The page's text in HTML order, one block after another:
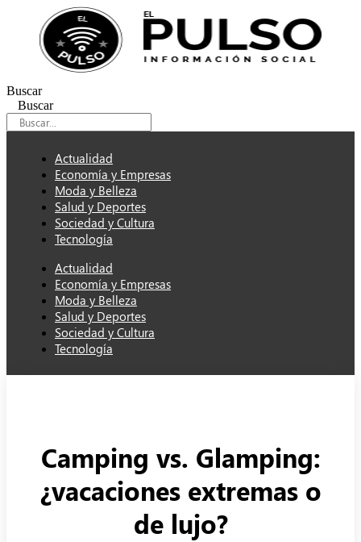
contenido
Buscar
Buscar
Actualidad
Economía y Empresas
Moda y Belleza
Salud y Deportes
Sociedad y Cultura
Tecnología
Actualidad
Economía y Empresas
Moda y Belleza
Salud y Deportes
Sociedad y Cultura
Tecnología
Camping vs. Glamping:
¿vacaciones extremas o
de lujo?